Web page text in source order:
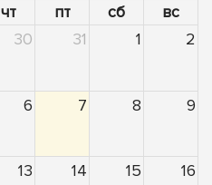
чт пт сб
вс
30 31 1 2
6 7 8 9
13 14 15 16